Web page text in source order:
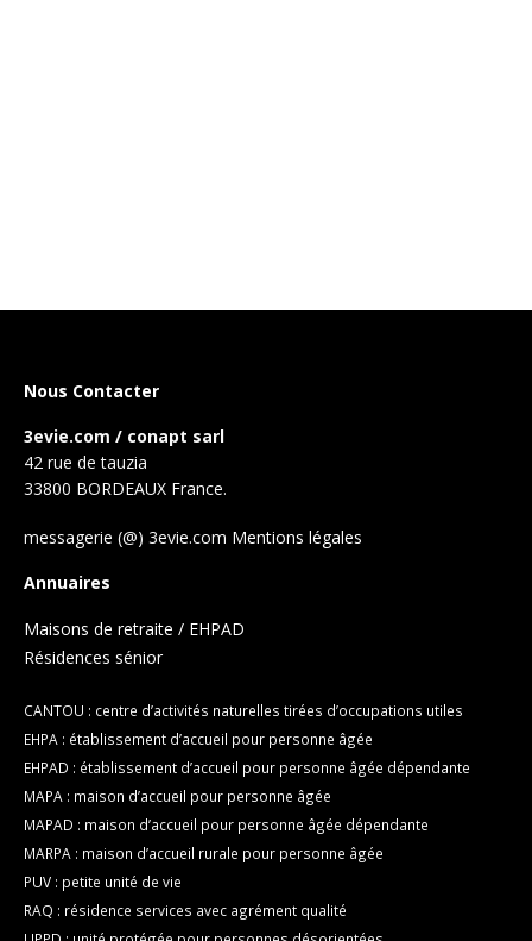
Nous Contacter
3evie.com / conapt sarl
42 rue de tauzia
33800 BORDEAUX France.
messagerie (@) 3evie.com Mentions légales
Annuaires
Maisons de retraite / EHPAD
Résidences sénior
CANTOU : centre d’activités naturelles tirées d’occupations utiles
EHPA : établissement d’accueil pour personne âgée
EHPAD : établissement d’accueil pour personne âgée dépendante
MAPA : maison d’accueil pour personne âgée
MAPAD : maison d’accueil pour personne âgée dépendante
MARPA : maison d’accueil rurale pour personne âgée
PUV : petite unité de vie
RAQ : résidence services avec agrément qualité